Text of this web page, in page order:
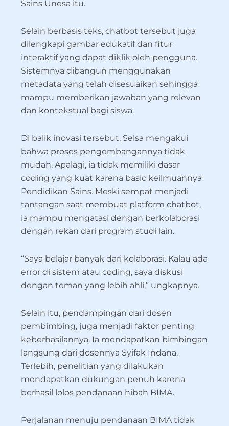
Sains Unesa itu.
Selain berbasis teks, chatbot tersebut juga
dilengkapi gambar edukatif dan fitur
interaktif yang dapat diklik oleh pengguna.
Sistemnya dibangun menggunakan
metadata yang telah disesuaikan sehingga
mampu memberikan jawaban yang relevan
dan kontekstual bagi siswa.
Di balik inovasi tersebut, Selsa mengakui
bahwa proses pengembangannya tidak
mudah. Apalagi, ia tidak memiliki dasar
coding yang kuat karena basic keilmuannya
Pendidikan Sains. Meski sempat menjadi
tantangan saat membuat platform chatbot,
ia mampu mengatasi dengan berkolaborasi
dengan rekan dari program studi lain.
“Saya belajar banyak dari kolaborasi. Kalau ada
error di sistem atau coding, saya diskusi
dengan teman yang lebih ahli,” ungkapnya.
Selain itu, pendampingan dari dosen
pembimbing, juga menjadi faktor penting
keberhasilannya. Ia mendapatkan bimbingan
langsung dari dosennya Syifak Indana.
Terlebih, penelitian yang dilakukan
mendapatkan dukungan penuh karena
berhasil lolos pendanaan hibah BIMA.
Perjalanan menuju pendanaan BIMA tidak